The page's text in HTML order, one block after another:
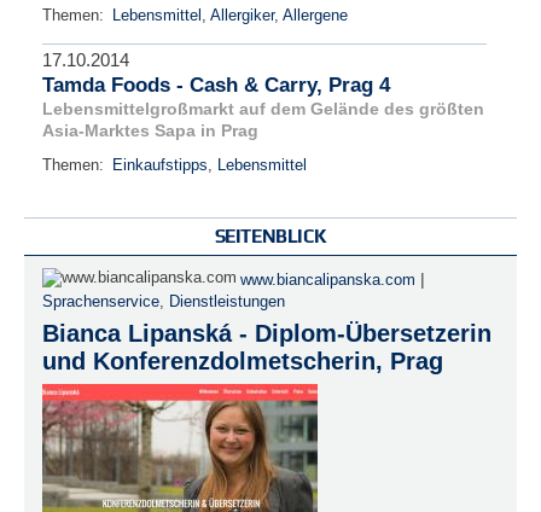
Themen: Lebensmittel , Allergiker, Allergene
17.10.2014
Tamda Foods - Cash & Carry, Prag 4
Lebensmittelgroßmarkt auf dem Gelände des größten
Asia-Marktes Sapa in Prag
Themen: Einkaufstipps, Lebensmittel
SEITENBLICK
www.biancalipanska.com |
Sprachenservice, Dienstleistungen
Bianca Lipanská - Diplom-Übersetzerin
und Konferenzdolmetscherin, Prag